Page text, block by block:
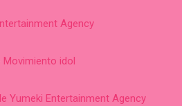
Agency
idol
Yumeki Entertainment Agency